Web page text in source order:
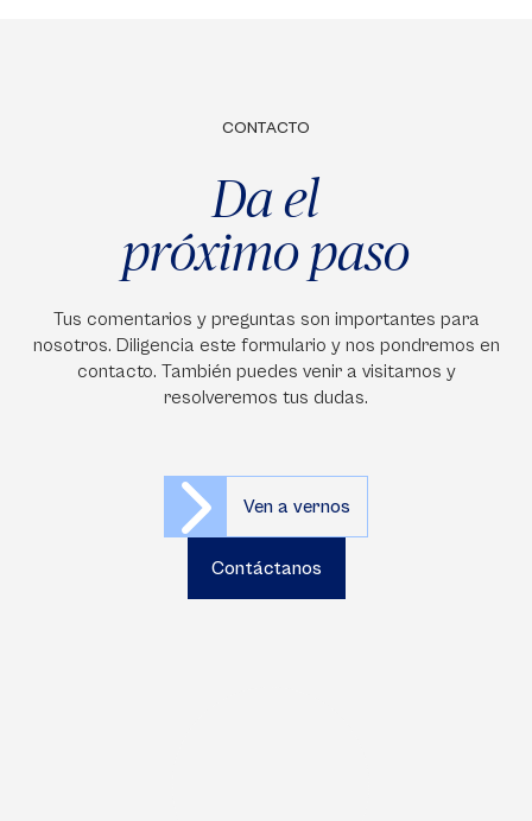
CONTACTO
Da el
próximo paso
Tus comentarios y preguntas son importantes para
nosotros. Diligencia este formulario y nos pondremos en
contacto. También puedes venir a visitarnos y
resolveremos tus dudas.
Ven a vernos
Contáctanos